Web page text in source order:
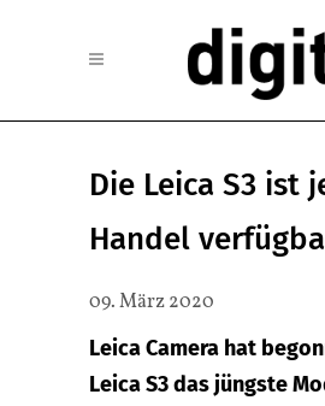
Die Leica S3 ist
Handel
09. März 2020
Leica Camera hat
Leica S3 das jüngste